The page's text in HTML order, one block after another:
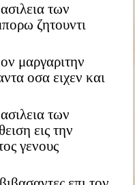
των
ζητουντι
μαργαριτην
οσα ειχεν και
των
εις την
γενους